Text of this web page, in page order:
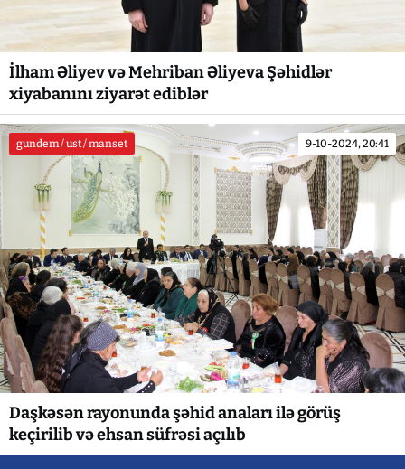
İlham Əliyev və Mehriban Əliyeva Şəhidlər
xiyabanını ziyarət ediblər
gundem / ust / manset 9-10-2024, 20:41
Daşkəsən rayonunda şəhid anaları ilə görüş
keçirilib və ehsan süfrəsi açılıb